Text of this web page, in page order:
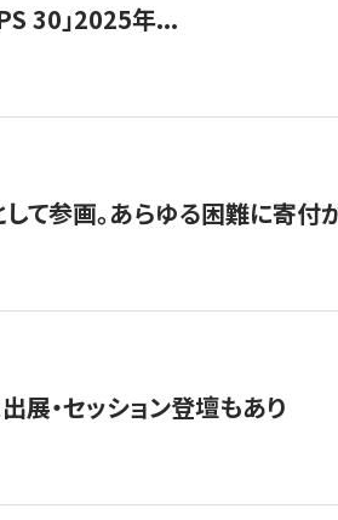
30」2025年...
て参画。あらゆる困難に寄
展・セッション登壇もあり